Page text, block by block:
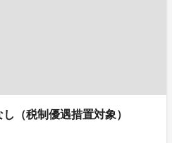
（税制優遇措置対象）